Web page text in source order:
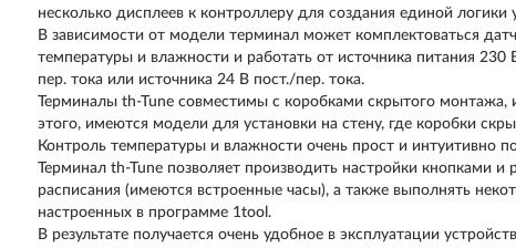
несколько дисплеев к контроллеру для создания единой логики
В зависимости от модели терминал может комплектоваться
температуры и влажности и работать от источника питания 230
пер. тока или источника 24 В пост./пер. тока.
Терминалы th-Tune совместимы с коробками скрытого
этого, имеются модели для установки на стену, где коробки
Контроль температуры и влажности очень прост и интуитивно
Терминал th-Tune позволяет производить настройки кнопками
расписания (имеются встроенные часы), а также выполнять
настроенных в программе 1tool.
В результате получается очень удобное в эксплуатации